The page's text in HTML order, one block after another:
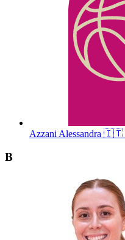
AzzaniAlessandra 🇮🇹
B